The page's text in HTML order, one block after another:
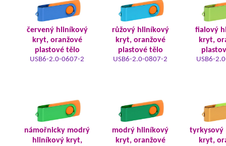
červený hliníkový
kryt, oranžové
plastové tělo
USB6-2.0-0607-2
růžový hliníkový
kryt, oranžové
plastové tělo
USB6-2.0-0807-2
fialový
kryt,
USB6-
námořnicky modrý
hliníkový kryt,
modrý hliníkový
kryt, oranžové
tyrkysový
kryt,